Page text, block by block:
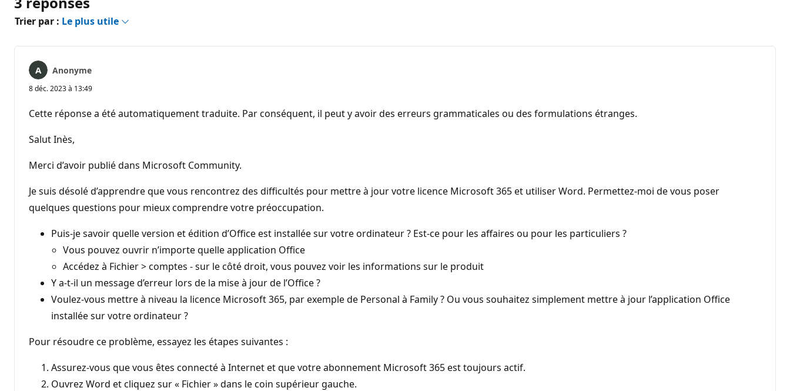
Trier par : Le plus utile
Anonyme
8 déc. 2023 à 13:49
Cette réponse a été automatiquement traduite. Par conséquent, il peut y avoir des erreurs grammaticales ou des formulations étranges.
Salut Inès,
Merci d’avoir publié dans Microsoft Community.
Je suis désolé d’apprendre que vous rencontrez des difficultés pour mettre à jour votre licence Microsoft 365 et utiliser Word. Permettez-moi de vous poser
quelques questions pour mieux comprendre votre préoccupation.
Puis-je savoir quelle version et édition d’Office est installée sur votre ordinateur ? Est-ce pour les affaires ou pour les particuliers ?
Vous pouvez ouvrir n’importe quelle application Office
Accédez à Fichier > comptes - sur le côté droit, vous pouvez voir les informations sur le produit
Y a-t-il un message d’erreur lors de la mise à jour de l’Office ?
Voulez-vous mettre à niveau la licence Microsoft 365, par exemple de Personal à Family ? Ou vous souhaitez simplement mettre à jour l’application Office
installée sur votre ordinateur ?
Pour résoudre ce problème, essayez les étapes suivantes :
Assurez-vous que vous êtes connecté à Internet et que votre abonnement Microsoft 365 est toujours actif.
Ouvrez Word et cliquez sur « Fichier » dans le coin supérieur gauche.